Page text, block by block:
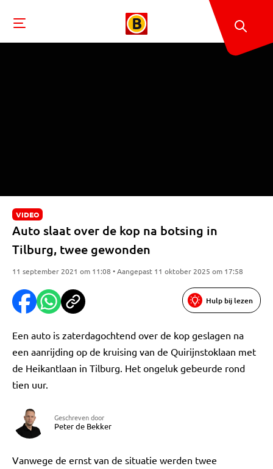
VIDEO
Auto slaat over de kop na botsing in
Tilburg, twee gewonden
11 september 2021 om 11:08 • Aangepast 11 oktober 2025 om 17:58
Hulp bij lezen
Een auto is zaterdagochtend over de kop geslagen na
een aanrijding op de kruising van de Quirijnstoklaan met
de Heikantlaan in Tilburg. Het ongeluk gebeurde rond
tien uur.
Geschreven door
Peter de Bekker
Vanwege de ernst van de situatie werden twee